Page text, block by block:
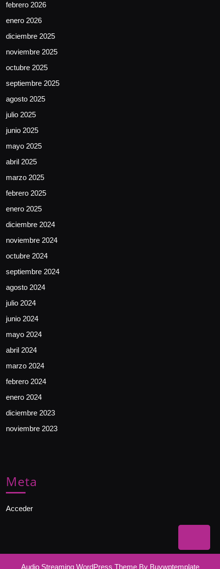
to
febrero 2026
enero 2026
diciembre 2025
noviembre 2025
octubre 2025
septiembre 2025
agosto 2025
julio 2025
junio 2025
mayo 2025
abril 2025
marzo 2025
febrero 2025
enero 2025
diciembre 2024
noviembre 2024
octubre 2024
septiembre 2024
agosto 2024
julio 2024
junio 2024
mayo 2024
abril 2024
marzo 2024
febrero 2024
enero 2024
diciembre 2023
noviembre 2023
Meta
Acceder
Audio Streaming WordPress ThemeBy Buywptemplate